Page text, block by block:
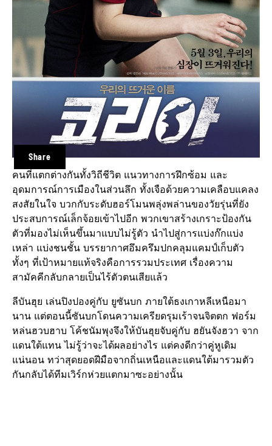
Share
คนที่แตกต่างกันทั้งวิถีชีวิต แนวทางการฝึกซ้อม และ
อุดมการณ์การเมืองในส่วนลึก ทั้งเจือด้วยความเคลือบแคลง
สงสัยในใจ บวกกับระดับฮอร์โมนพลุ่งพล่านของวัยรุ่นที่ยัง
ประสบการณ์เล็กจ้อยเข้าไปอีก พวกเขาสร้างเกราะป้องกัน
ตัวที่มองไม่เห็นขึ้นมาแบบไม่รู้ตัว นำไปสู่การแบ่งก๊กแบ่ง
เหล่า แบ่งชนชั้น บรรยากาศอึมครึมปกคลุมแคมป์เก็บตัว
ทั้งๆ ที่เป้าหมายแท้จริงคือการรวมประเทศ เรื่องความ
สามัคคีกลับกลายเป็นไร้ตัวตนเสียแล้ว
ลีบันฮุย เล่นปิงปองคู่กับ ยูซันบก ภายใต้ธงเกาหลีเหนือมา
นาน แต่ตอนนี้ซันบกโดนความเครียดรุมเร้าจนจิตตก ฟอร์ม
หล่นฮวบฮาบ โค้ชนัมพุงจึงให้บันฮุยจับคู่กับ ฮยันจังฮวา จาก
แดนใต้แทน ไม่รู้ว่าจะได้ผลอย่างไร แต่คงดีกว่าคู่หูเดิม
แน่นอน ทว่าสุดยอดฝีมือจากถิ่นเหนือและแดนใต้มารวมตัว
กันกลับได้ทีมเวิร์กห่วยแตกมาซะอย่างนั้น